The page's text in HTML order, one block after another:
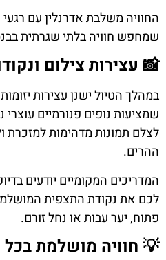
החוויה משלבת אדרנלין עם
שמחפש חוויה בלתי שגרתית
📸 עצירות צילום
במהלך הטיול ישנן עצירות
שמציעות נופים פנורמיים
לצלם תמונות מדהימות למזכרת
ההרים.
המדריכים המקומיים יודעים
לכם את נקודת התצפית
פתוח, יער עבות או נחל זורם.
💡 חוויה מושלמת